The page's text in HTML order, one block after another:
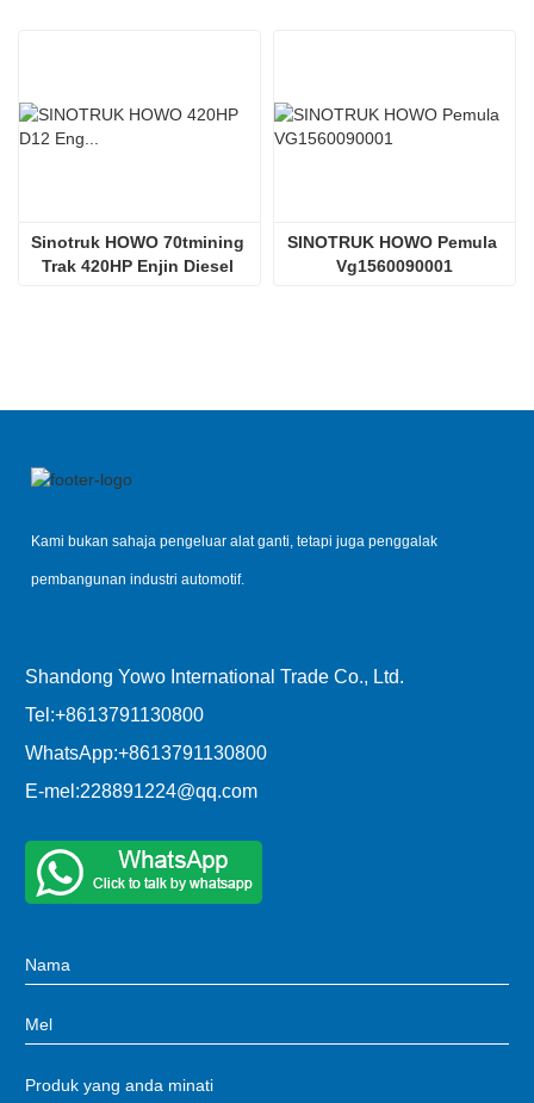
Sinotruk HOWO 70tmining
Trak 420HP Enjin Diesel
SINOTRUK HOWO Pemula
Vg1560090001
Kami bukan sahaja pengeluar alat ganti, tetapi juga penggalak
pembangunan industri automotif.
Shandong Yowo International Trade Co., Ltd.
Tel:+8613791130800
WhatsApp:+8613791130800
E-mel:228891224@qq.com